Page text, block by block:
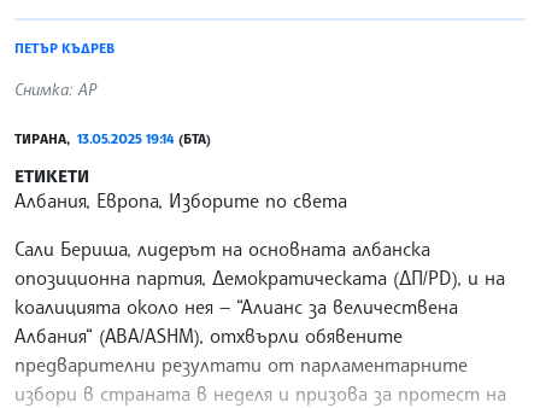
ПЕТЪР КЪДРЕВ
Снимка: AP
ТИРАНА, 13.05.2025 19:14 (БТА)
ЕТИКЕТИ
Албания, Европа, Изборите по света
Сали Бериша, лидерът на основната албанска
опозиционна партия, Демократическата (ДП/PD), и на
коалицията около нея — “Алианс за величествена
Албания“ (АВА/ASHM), отхвърли обявените
предварителни резултати от парламентарните
избори в страната в неделя и призова за протест на